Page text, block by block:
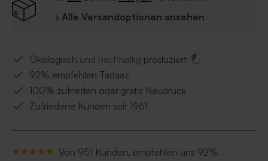
› Alle Versandoptionen ansehen
Ökologisch und nachhaltig produziert
92% empfehlen Tadaaz
100% zufrieden oder gratis Neudruck
Zufriedene Kunden seit 1961
Von 951 Kunden, empfehlen uns 92%.